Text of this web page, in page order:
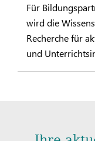
Für
wird die
Recherche für
und